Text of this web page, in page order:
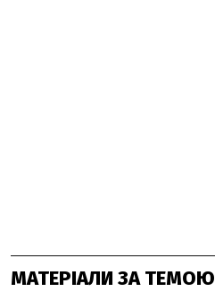
МАТЕРІАЛИ ЗА ТЕМОЮ